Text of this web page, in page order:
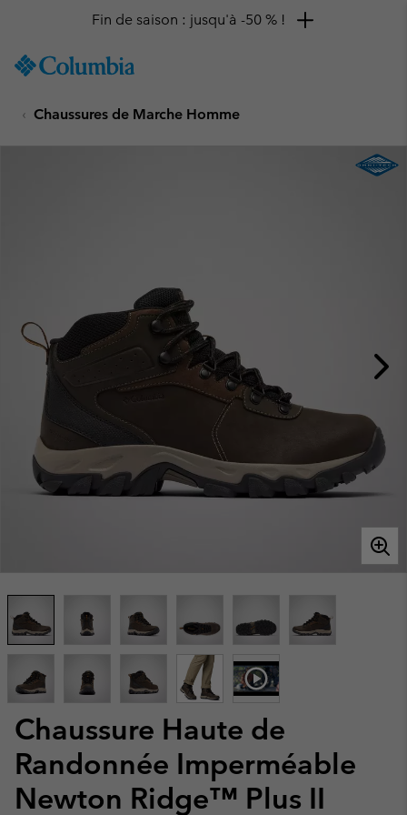
TO
SKIP
MAIN
Fin de saison : jusqu'à -50 % !
Chaussures de Marche Homme
Chaussure Haute de
Randonnée Imperméable
Newton Ridge™ Plus II